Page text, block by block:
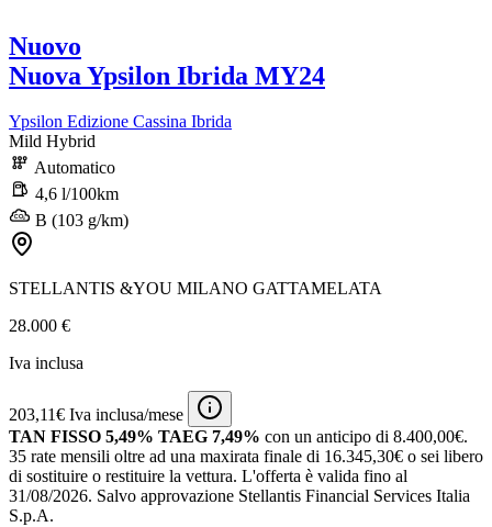
Nuovo
Nuova Ypsilon Ibrida MY24
Ypsilon Edizione Cassina Ibrida
Mild Hybrid
Automatico
4,6 l/100km
B (103 g/km)
STELLANTIS &YOU MILANO GATTAMELATA
28.000 €
Iva inclusa
203,11€ Iva inclusa/mese
TAN FISSO 5,49% TAEG 7,49% con un anticipo di 8.400,00€.
35 rate mensili oltre ad una maxirata finale di 16.345,30€ o sei libero
di sostituire o restituire la vettura. L'offerta è valida fino al
31/08/2026. Salvo approvazione Stellantis Financial Services Italia
S.p.A.